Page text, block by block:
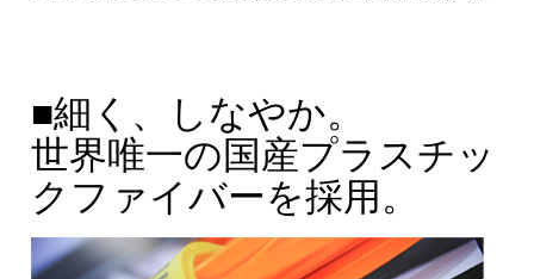
■細く、しなやか。
世界唯一の国産プラスチッ
クファイバーを採用。